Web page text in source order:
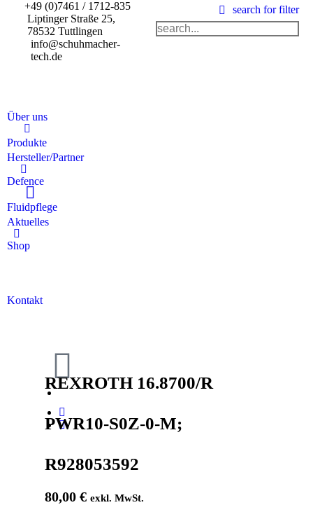
+49 (0)7461 / 1712-835
Liptinger Straße 25,
78532 Tuttlingen
info@schuhmacher-
tech.de
search for filter
Über uns
Produkte
Hersteller/Partner
Defence
Fluidpflege
Aktuelles
Shop
Kontakt
REXROTH 16.8700/R
PWR10-S0Z-0-M;
R928053592
80,00 € exkl. MwSt.